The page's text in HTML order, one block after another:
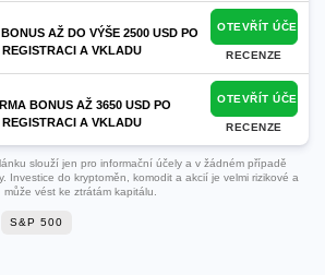
AŽ DO VÝŠE 2500 USD PO
REGISTRACI A VKLADU
OTEVŘÍT ÚČET
RECENZE
BONUS AŽ 3650 USD PO
REGISTRACI A VKLADU
OTEVŘÍT ÚČET
RECENZE
slouží jen pro informační účely a v žádném případě
Investice do kryptoměn, komodit a akcií je velmi rizikové a
může vést ke ztrátám kapitálu.
S&P 500